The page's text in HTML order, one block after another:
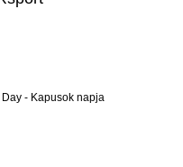
- Kapusok napja